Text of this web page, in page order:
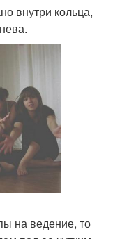
внутри кольца,
на ведение, то